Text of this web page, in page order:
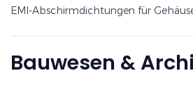
EMI-Abschirmdichtungen für
Bauwesen &